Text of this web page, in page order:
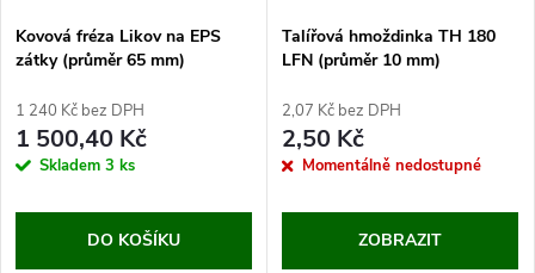
Kovová fréza Likov na EPS
zátky (průměr 65 mm)
1 240 Kč bez DPH
1 500,40 Kč
Skladem 3 ks
DO KOŠÍKU
Talířová hmoždinka TH 180
LFN (průměr 10 mm)
2,07 Kč bez DPH
2,50 Kč
Momentálně nedostupné
ZOBRAZIT